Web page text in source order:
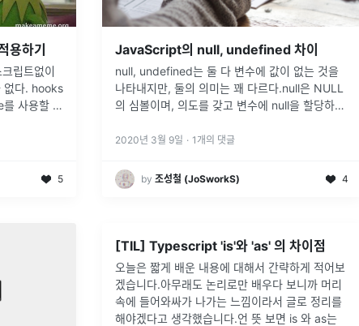
하기
없다. hooks
사용할 때
다.
5
JavaScript의 null, undefined 차이
null, undefined는 둘 다 변수에 값이 없는 것을
나타내지만, 둘의 의미는 꽤 다르다.null은 NULL
의 심볼이며, 의도를 갖고 변수에 null을 할당하여
타입을 확인해 보면 object인걸 확인할 수
2020년 3월 9일 · 1 개의 댓글
by 조성철 (JoSworkS) 4
[TIL] Typescript 'is'와 'as' 의 차이점
오늘은 짧게 배운 내용에 대해서 간략하게 적어보
겠습니다.아무래도 논리로만 배우다 보니까 머리
속에 들어와싸가 나가는 느낌이라서 글로 정리를
해야겠다고 생각했습니다.언 뜻 보면 is 와 as는